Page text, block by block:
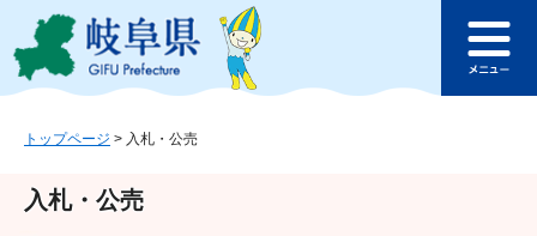
ジ
ュ
このページの本文へ
ュ
トップページ > 入札・公売
入札・公売